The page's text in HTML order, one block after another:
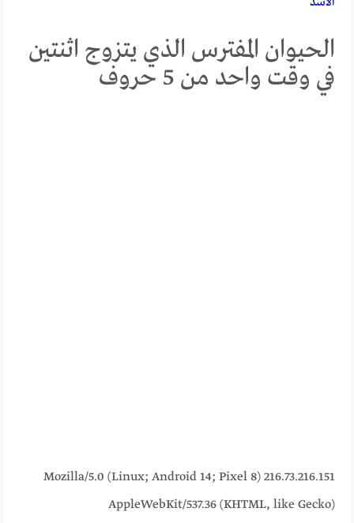
الحيوان المفترس الذي يتزوج اثنتين
في وقت واحد من 5 حروف
216.73.216.151 Mozilla/5.0 (Linux; Android 14; Pixel 8)
AppleWebKit/537.36 (KHTML, like Gecko)